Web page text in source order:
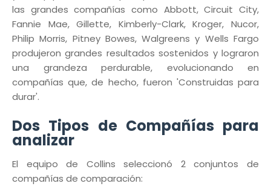
las grandes compañías como Abbott, Circuit City,
Fannie Mae, Gillette, Kimberly-Clark, Kroger, Nucor,
Philip Morris, Pitney Bowes, Walgreens y Wells Fargo
produjeron grandes resultados sostenidos y lograron
una grandeza perdurable, evolucionando en
compañías que, de hecho, fueron 'Construidas para
durar'.
Dos Tipos de Compañías para
analizar
El equipo de Collins seleccionó 2 conjuntos de
compañías de comparación: